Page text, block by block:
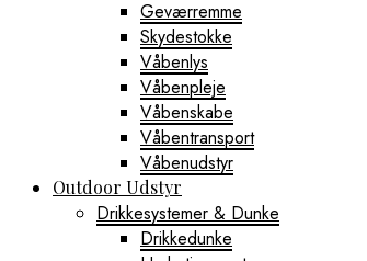
Geværremme
Skydestokke
Våbenlys
Våbenpleje
Våbenskabe
Våbentransport
Våbenudstyr
Outdoor Udstyr
Drikkesystemer & Dunke
Drikkedunke